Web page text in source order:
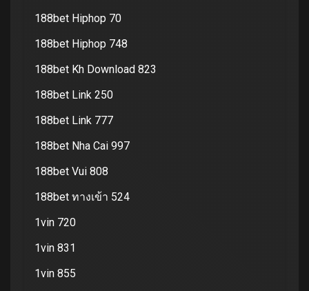
188bet Hiphop 70
188bet Hiphop 748
188bet Kh Download 823
188bet Link 250
188bet Link 777
188bet Nha Cai 997
188bet Vui 808
188bet ทางเข้า 524
1vin 720
1vin 831
1vin 855